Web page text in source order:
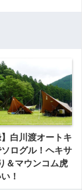
】白川渡オートキ
ログル！ヘキサ
＆マウンコム虎
！